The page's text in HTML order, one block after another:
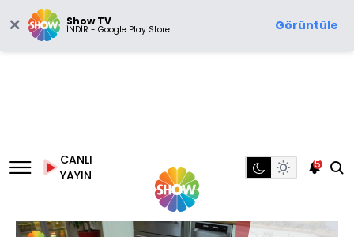
Show TV
İNDİR - Google Play Store Görüntüle
CANLI
YAYIN
5